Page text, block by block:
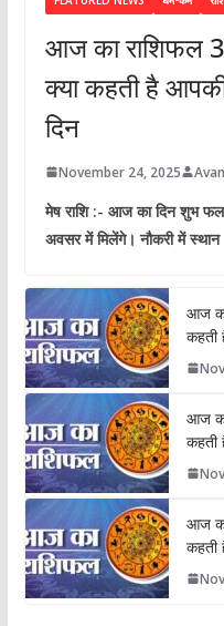
आज का राशिफल
क्या कहती है
दिन
November 24, 2025
मेष राशि :- आज का दिन शुभ
अवसर में मिलेंगे। नौकरी में स्थान
आज
कहती
आज
कहती
आज
कहती